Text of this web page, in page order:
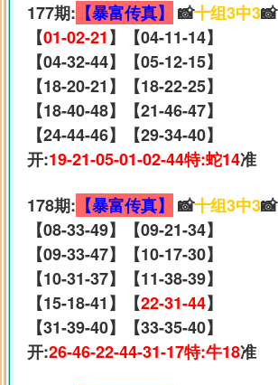
177期: 【暴富传真】 📸十组3中3📸
【01-02-21】【04-11-14】
【04-32-44】【05-12-15】
【18-20-21】【18-22-25】
【18-40-48】【21-46-47】
【24-44-46】【29-34-40】
开:19-21-05-01-02-44特:蛇14准
178期: 【暴富传真】 📸十组3中3📸
【08-33-49】【09-21-34】
【09-33-47】【10-17-30】
【10-31-37】【11-38-39】
【15-18-41】【22-31-44】
【31-39-40】【33-35-40】
开:26-46-22-44-31-17特:牛18准